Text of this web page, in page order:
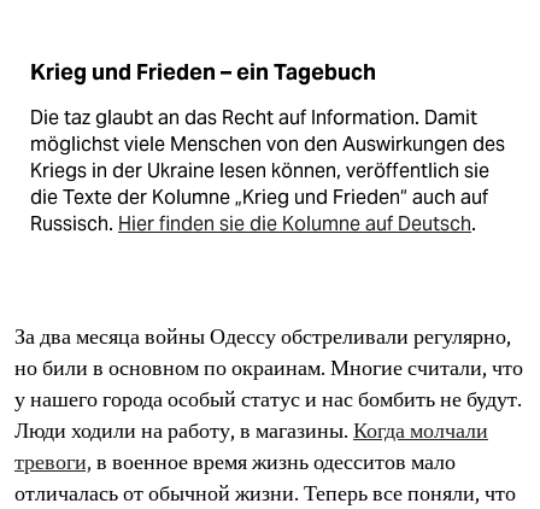
Krieg und Frieden – ein Tagebuch
Die taz glaubt an das Recht auf Information. Damit
möglichst viele Menschen von den Auswirkungen des
Kriegs in der Ukraine lesen können, veröffentlich sie
die Texte der Kolumne „Krieg und Frieden“ auch auf
Russisch. Hier finden sie die Kolumne auf Deutsch.
За два месяца войны Одессу обстреливали регулярно,
но били в основном по окраинам. Многие считали, что
у нашего города особый статус и нас бомбить не будут.
Люди ходили на работу, в магазины. Когда молчали
тревоги, в военное время жизнь одесситов мало
отличалась от обычной жизни. Теперь все поняли, что